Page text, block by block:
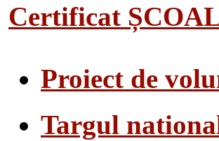
Certificat
Proiect de
Targul